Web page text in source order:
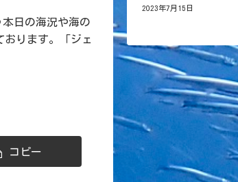
日の海況や海の
ります。「ジェ
コピー
2023年7月15日